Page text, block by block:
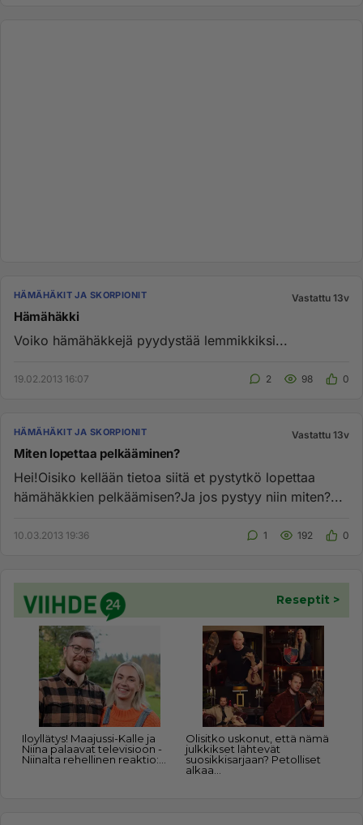
HÄMÄHÄKIT JA SKORPIONIT Vastattu 13v
Hämähäkki
Voiko hämähäkkejä pyydystää lemmikkiksi...
19.02.2013 16:07 2 98 0
HÄMÄHÄKIT JA SKORPIONIT Vastattu 13v
Miten lopettaa pelkääminen?
Hei!Oisiko kellään tietoa siitä et pystytkö lopettaa
hämähäkkien pelkäämisen?Ja jos pystyy niin miten?...
10.03.2013 19:36 1 192 0